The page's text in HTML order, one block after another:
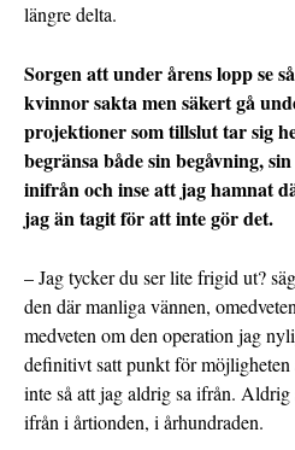
längre delta.
Sorgen att under årens lopp se
kvinnor sakta men säkert gå
projektioner som tillslut tar sig
begränsa både sin begåvning,
inifrån och inse att jag hamnat
jag än tagit för att inte gör det.
– Jag tycker du ser lite frigid ut?
den där manliga vännen,
medveten om den operation jag
definitivt satt punkt för
inte så att jag aldrig sa ifrån.
ifrån i årtionden, i århundraden.